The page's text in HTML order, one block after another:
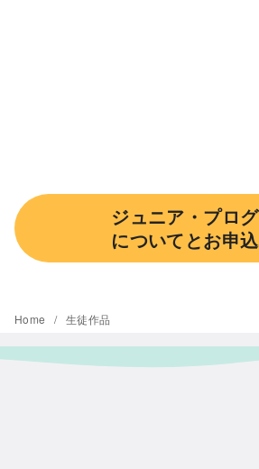
ジュニア・プロ
についてとお申
Home 生徒作品